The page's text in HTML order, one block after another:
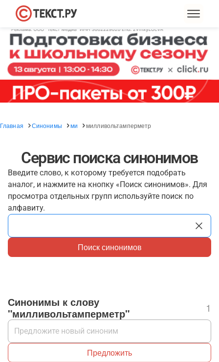
Главная Синонимы ми милливольтамперметр
Сервис поиска синонимов
Введите слово, к которому требуется подобрать
аналог, и нажмите на кнопку «Поиск синонимов». Для
просмотра отдельных групп используйте поиск по
алфавиту.
Поиск синонимов
Синонимы к слову
"милливольтамперметр"
1
Предложить